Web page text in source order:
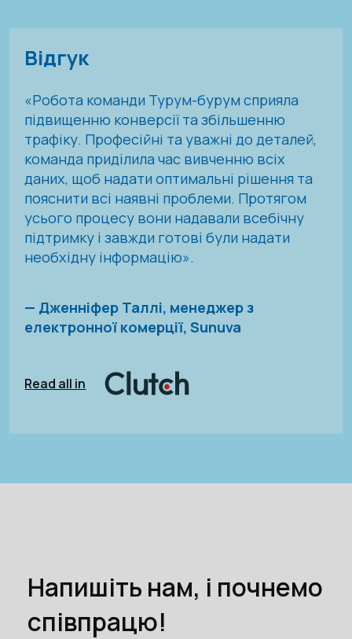
Відгук
«Робота команди Турум-бурум сприяла
підвищенню конверсії та збільшенню
трафіку. Професійні та уважні до деталей,
команда приділила час вивченню всіх
даних, щоб надати оптимальні рішення та
пояснити всі наявні проблеми. Протягом
усього процесу вони надавали всебічну
підтримку і завжди готові були надати
необхідну інформацію».
— Дженніфер Таллі, менеджер з
електронної комерції, Sunuva
Read all in
Напишіть нам, і почнемо
співпрацю!